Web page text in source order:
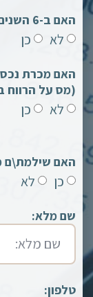
האם ב-6 השנים האחרונות נולד לך ילד/ה?
לא כן
(מס על הרווח
לא כן
האם שילמת\ם מס הכנסה
כן לא
שם מלא:
טלפון: